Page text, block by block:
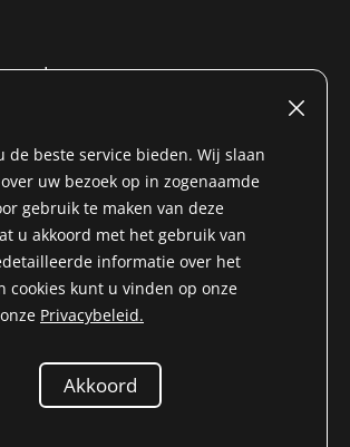
© 2026 Niemöller
) plusvrachtkostenen rembourskosten,
tenzij anders vermeld.
de beste service bieden. Wij slaan
uw bezoek op in zogenaamde
gebruik te maken van deze
u akkoord met het gebruik van
informatie over het
cookies kunt u vinden op onze
Privacybeleid.
Akkoord